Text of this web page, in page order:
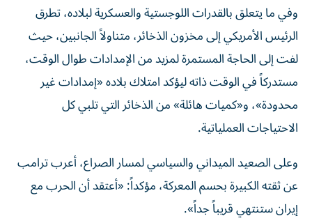
وفي ما يتعلق بالقدرات اللوجستية والعسكرية لبلاده، تطرق
الرئيس الأمريكي إلى مخزون الذخائر، متناولاً الجانبين، حيث
لفت إلى الحاجة المستمرة لمزيد من الإمدادات طوال الوقت،
مستدركاً في الوقت ذاته ليؤكد امتلاك بلاده «إمدادات غير
محدودة»، و«كميات هائلة» من الذخائر التي تلبي كل
الاحتياجات العملياتية.
وعلى الصعيد الميداني والسياسي لمسار الصراع، أعرب ترامب
عن ثقته الكبيرة بحسم المعركة، مؤكداً: «أعتقد أن الحرب مع
إيران ستنتهي قريباً جداً».